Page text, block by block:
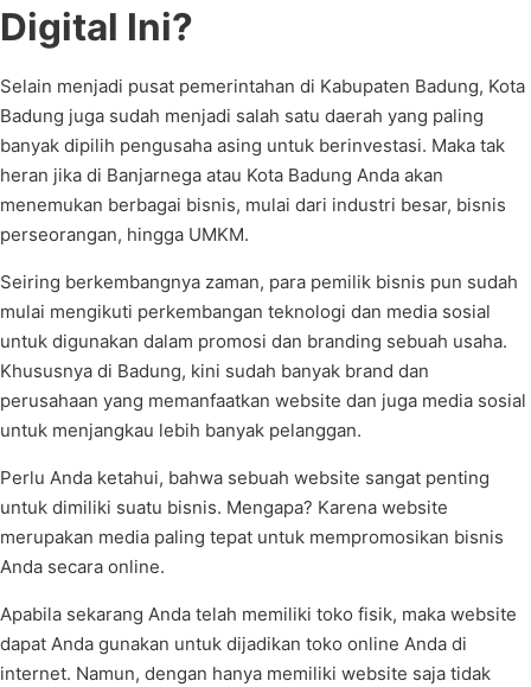
Digital Ini?
Selain menjadi pusat pemerintahan di Kabupaten Badung, Kota
Badung juga sudah menjadi salah satu daerah yang paling
banyak dipilih pengusaha asing untuk berinvestasi. Maka tak
heran jika di Banjarnega atau Kota Badung Anda akan
menemukan berbagai bisnis, mulai dari industri besar, bisnis
perseorangan, hingga UMKM.
Seiring berkembangnya zaman, para pemilik bisnis pun sudah
mulai mengikuti perkembangan teknologi dan media sosial
untuk digunakan dalam promosi dan branding sebuah usaha.
Khususnya di Badung, kini sudah banyak brand dan
perusahaan yang memanfaatkan website dan juga media sosial
untuk menjangkau lebih banyak pelanggan.
Perlu Anda ketahui, bahwa sebuah website sangat penting
untuk dimiliki suatu bisnis. Mengapa? Karena website
merupakan media paling tepat untuk mempromosikan bisnis
Anda secara online.
Apabila sekarang Anda telah memiliki toko fisik, maka website
dapat Anda gunakan untuk dijadikan toko online Anda di
internet. Namun, dengan hanya memiliki website saja tidak